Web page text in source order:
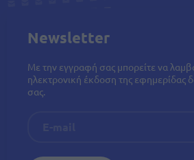
Newsletter
Με την εγγραφή σας μπορείτε να
ηλεκτρονική έκδοση της εφημερίδας
σας.